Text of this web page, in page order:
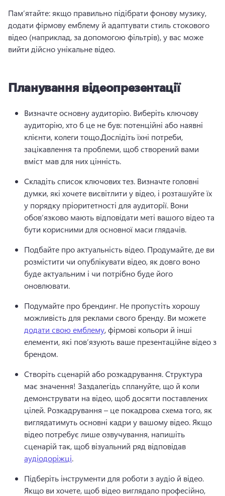
Пам’ятайте: якщо правильно підібрати фонову музику,
додати фірмову емблему й адаптувати стиль стокового
відео (наприклад, за допомогою фільтрів), у вас може
вийти дійсно унікальне відео.
Планування відеопрезентації
Визначте основну аудиторію. Виберіть ключову
аудиторію, хто б це не був: потенційні або наявні
клієнти, колеги тощо.Дослідіть їхні потреби,
зацікавлення та проблеми, щоб створений вами
вміст мав для них цінність.
Складіть список ключових тез. Визначте головні
думки, які хочете висвітлити у відео, і розташуйте їх
у порядку пріоритетності для аудиторії. Вони
обов’язково мають відповідати меті вашого відео та
бути корисними для основної маси глядачів.
Подбайте про актуальність відео. Продумайте, де ви
розмістити чи опублікувати відео, як довго воно
буде актуальним і чи потрібно буде його
оновлювати.
Подумайте про брендинг. Не пропустіть хорошу
можливість для реклами свого бренду. Ви можете
додати свою емблему, фірмові кольори й інші
елементи, які пов’язують ваше презентаційне відео з
брендом.
Створіть сценарій або розкадрування. Структура
має значення! Заздалегідь сплануйте, що й коли
демонструвати на відео, щоб досягти поставлених
цілей. Розкадрування – це покадрова схема того, як
виглядатимуть основні кадри у вашому відео. Якщо
відео потребує лише озвучування, напишіть
сценарій так, щоб візуальний ряд відповідав
аудіодоріжці.
Підберіть інструменти для роботи з аудіо й відео.
Якщо ви хочете, щоб відео виглядало професійно,